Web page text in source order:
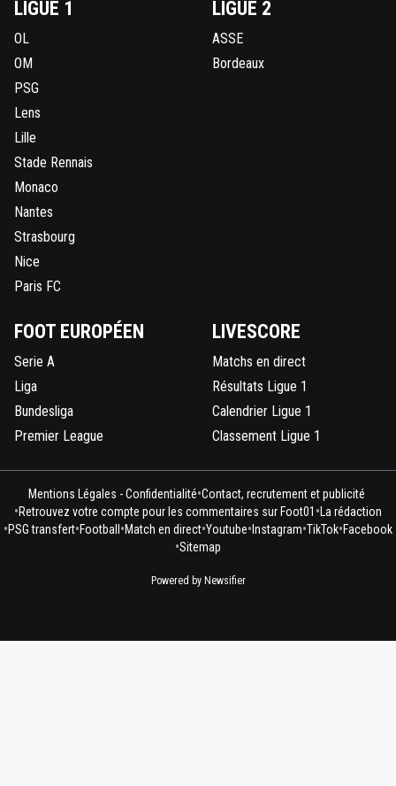
LIGUE 1
OL
OM
PSG
Lens
Lille
Stade Rennais
Monaco
Nantes
Strasbourg
Nice
Paris FC
LIGUE 2
ASSE
Bordeaux
FOOT EUROPÉEN
Serie A
Liga
Bundesliga
Premier League
LIVESCORE
Matchs en direct
Résultats Ligue 1
Calendrier Ligue 1
Classement Ligue 1
Mentions Légales - Confidentialité•Contact, recrutement et publicité
•Retrouvez votre compte pour les commentaires sur Foot01 • La rédaction
•PSG transfert•Football •Match en direct•Youtube• Instagram•TikTok•Facebook
•Sitemap
Powered by Newsifier